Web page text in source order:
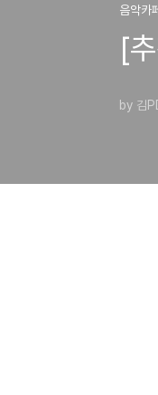
음악카페
[
by 김